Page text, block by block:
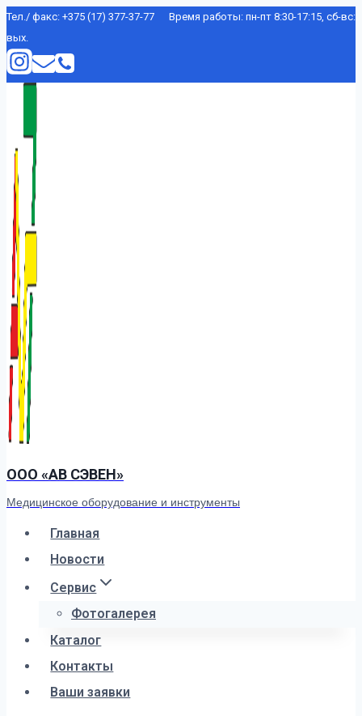
Перейти
к
содержимому
Тел./ факс: +375 (17) 377-37-77 Время работы: пн-пт 8:30-17:15, сб-вс:
вых.
ООО «АВ СЭВЕН»
Медицинское оборудование и инструменты
Главная
Новости
Сервис
Фотогалерея
Каталог
Контакты
Ваши заявки